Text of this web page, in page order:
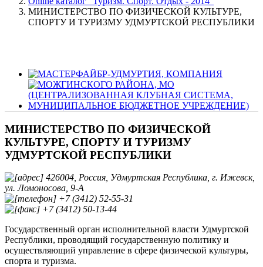
МИНИСТЕРСТВО ПО ФИЗИЧЕСКОЙ КУЛЬТУРЕ,
СПОРТУ И ТУРИЗМУ УДМУРТСКОЙ РЕСПУБЛИКИ
МИНИСТЕРСТВО ПО ФИЗИЧЕСКОЙ
КУЛЬТУРЕ, СПОРТУ И ТУРИЗМУ
УДМУРТСКОЙ РЕСПУБЛИКИ
426004, Россия, Удмуртская Республика, г. Ижевск,
ул. Ломоносова, 9-А
+7 (3412) 52-55-31
+7 (3412) 50-13-44
Государственный орган исполнительной власти Удмуртской
Республики, проводящий государственную политику и
осуществляющий управление в сфере физической культуры,
спорта и туризма.